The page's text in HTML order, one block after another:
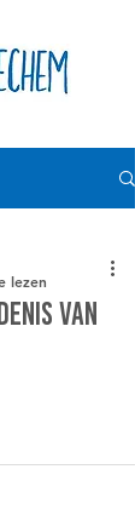
van
lezen